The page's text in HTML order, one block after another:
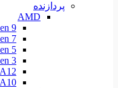
پردازنده
AMD
Ryzen 9
Ryzen 7
Ryzen 5
Ryzen 3
A12
A10